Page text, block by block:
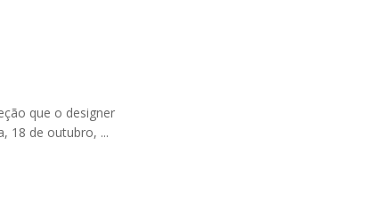
que o designer
18 de outubro, ...